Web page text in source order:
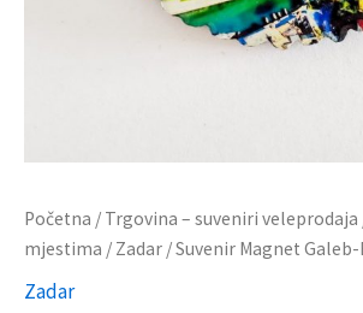
Početna / Trgovina – suveniri veleprodaja
mjestima / Zadar / Suvenir Magnet Galeb-
Zadar